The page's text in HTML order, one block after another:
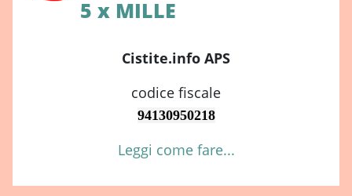
5 x MILLE
Cistite.info APS
codice fiscale
94130950218
Leggi come fare...